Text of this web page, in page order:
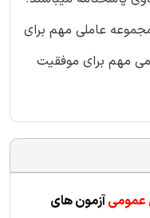
عاملی مهم برای
مهم برای موفقیت
آزمون های